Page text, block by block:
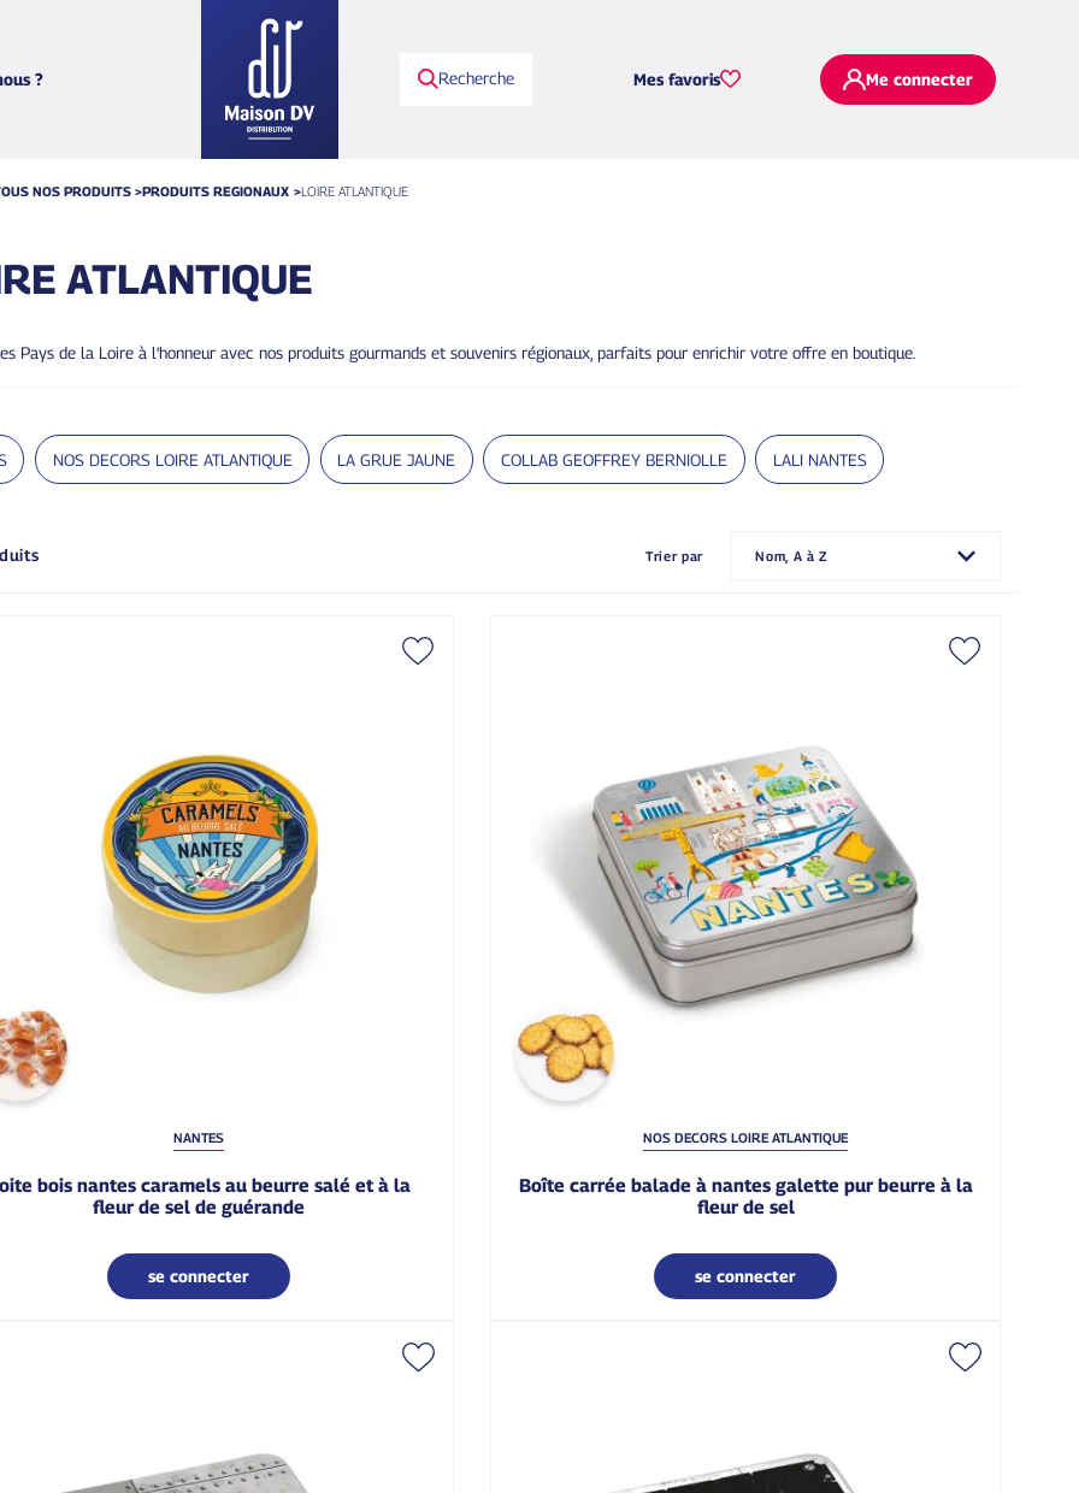
? Recherche Mes favoris Me connecter
NOS PRODUITS PRODUITS REGIONAUX LOIRE ATLANTIQUE
ATLANTIQUE
Pays de la Loire à l'honneur avec nos produits gourmands et souvenirs régionaux, parfaits pour enrichir votre offre en boutique.
NOS DECORS LOIRE ATLANTIQUE LA GRUE JAUNE COLLAB GEOFFREY BERNIOLLE LALI NANTES
Trier par Nom, A à Z
NANTES
fleur de sel de guérande
se connecter
NOS DECORS LOIRE ATLANTIQUE
boîte carrée balade à nantes galette pur beurre à la
fleur de sel
se connecter